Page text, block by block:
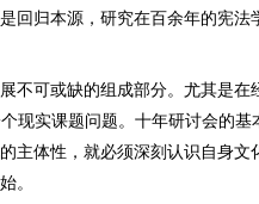
回归本源，研究在百余年的宪
不可或缺的组成部分。尤其是
现实课题问题。十年研讨会的
主体性，就必须深刻认识自身
。